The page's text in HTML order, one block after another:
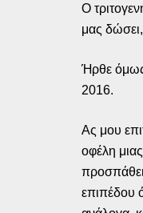
Ο
μας
Ήρθε όμως
2016.
Ας μου
οφέλη
επιπέδου